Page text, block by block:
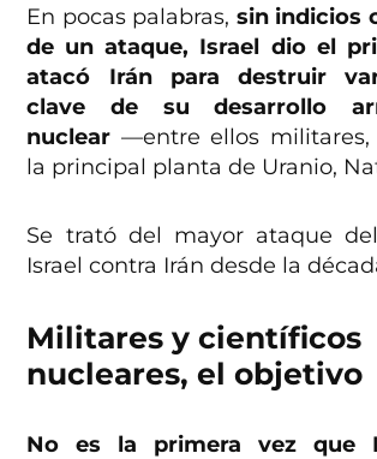
En pocas palabras, sin indicios
de un ataque, Israel dio el
atacó Irán para destruir
clave de su desarrollo
nuclear —entre ellos militares,
la principal planta de Uranio,
Se trató del mayor ataque
Israel contra Irán desde la
Militares y científicos
nucleares, el objetivo
No es la primera vez que